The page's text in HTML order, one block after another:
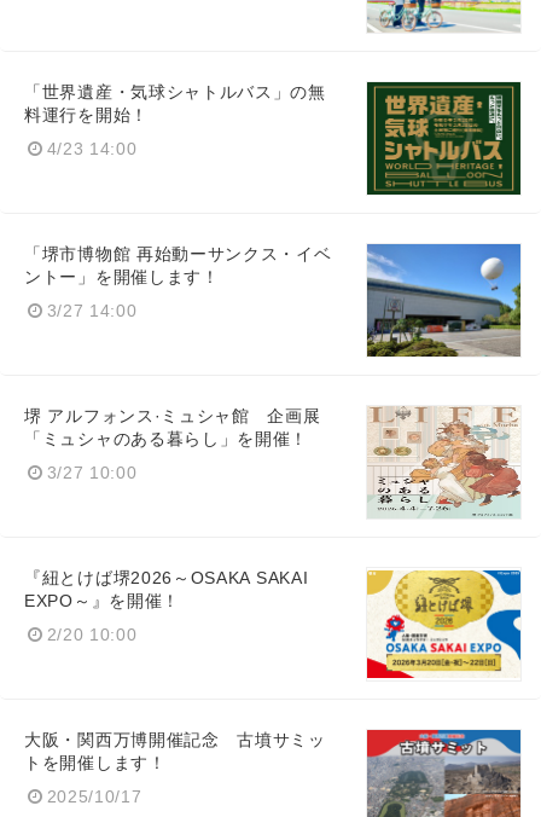
「世界遺産・気球シャトルバス」の無
料運行を開始！
4/23 14:00
「堺市博物館 再始動ーサンクス・イベ
ントー」を開催します！
3/27 14:00
堺 アルフォンス·ミュシャ館 企画展
「ミュシャのある暮らし」を開催！
3/27 10:00
『紐とけば堺2026～OSAKA SAKAI
EXPO～』を開催！
2/20 10:00
大阪・関西万博開催記念 古墳サミッ
トを開催します！
2025/10/17